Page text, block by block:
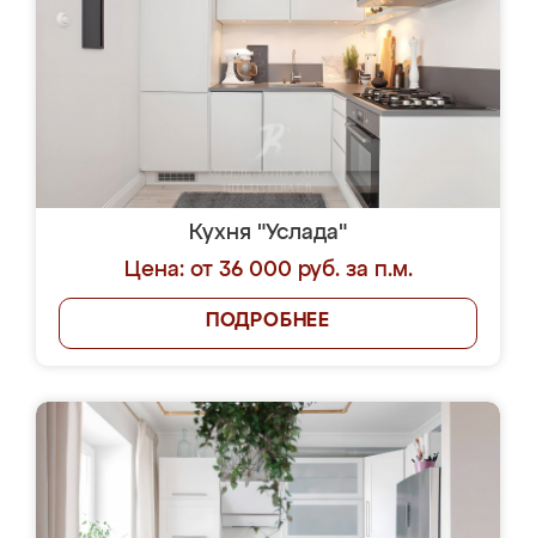
Кухня "Услада"
Цена: от 36 000 руб. за п.м.
ПОДРОБНЕЕ